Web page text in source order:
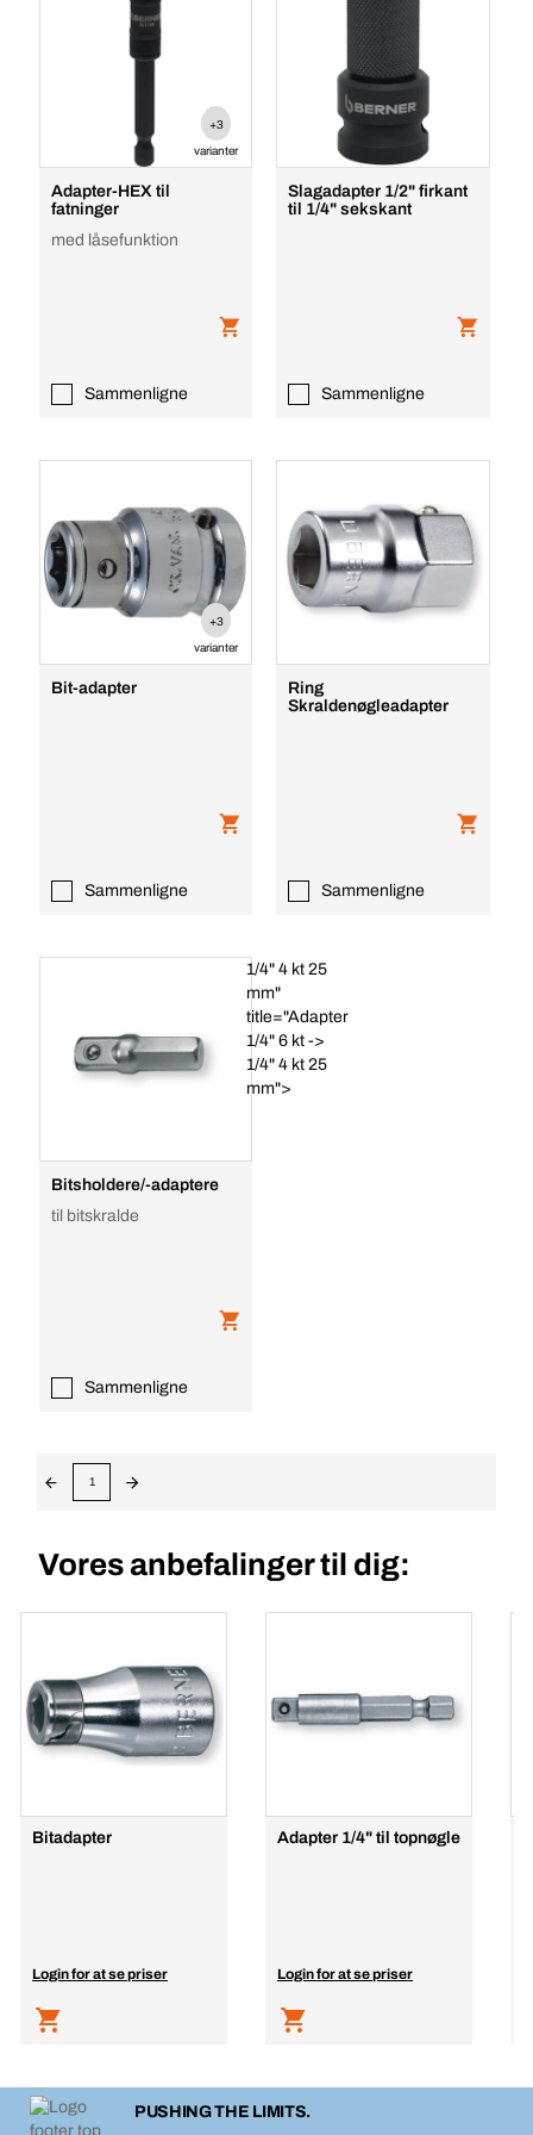
+3
varianter
Adapter-HEX til
fatninger
med låsefunktion
Sammenligne
Slagadapter 1/2" firkant
til 1/4" sekskant
Sammenligne
+3
varianter
Bit-adapter
Sammenligne
Ring
Skraldenøgleadapter
Sammenligne
1/4" 4 kt 25
mm"
title="Adapter
1/4" 6 kt ->
1/4" 4 kt 25
mm">
Bitsholdere/-adaptere
til bitskralde
Sammenligne
1
Vores anbefalinger til dig:
Bitadapter
Login for at se priser
Adapter 1/4" til topnøgle
Login for at se priser
PUSHING THE LIMITS.